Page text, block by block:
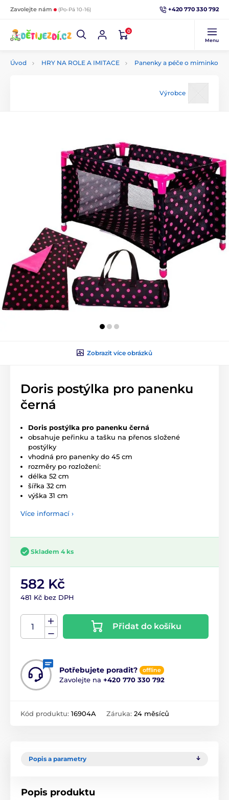
Zavolejte nám (Po-Pá 10-16) +420 770 330 792
0
Menu
Úvod HRY NA ROLE A IMITACE Panenky a péče o miminko
Výrobce
Zobrazit více obrázků
Doris postýlka pro panenku
černá
Doris postýlka pro panenku černá
obsahuje peřinku a tašku na přenos složené
postýlky
vhodná pro panenky do 45 cm
rozměry po rozložení:
délka 52 cm
šířka 32 cm
výška 31 cm
Více informací ›
Skladem 4 ks
582 Kč
481 Kč bez DPH
Přidat do košíku
Potřebujete poradit? offline
Zavolejte na +420 770 330 792
Kód produktu: 16904A Záruka: 24 měsíců
Popis a parametry
Popis produktu